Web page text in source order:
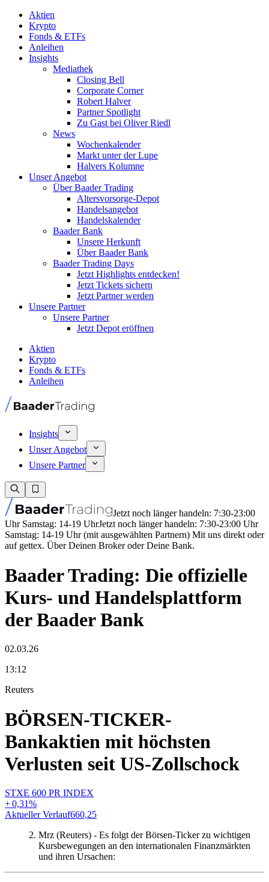
Aktien
Krypto
Fonds & ETFs
Anleihen
Insights
Mediathek
Closing Bell
Corporate Corner
Robert Halver
Partner Spotlight
Zu Gast bei Oliver Riedl
News
Wochenkalender
Markt unter der Lupe
Halvers Kolumne
Unser Angebot
Über Baader Trading
Altersvorsorge-Depot
Handelsangebot
Handelskalender
Baader Bank
Unsere Herkunft
Über Baader Bank
Baader Trading Days
Jetzt Highlights entdecken!
Jetzt Tickets sichern
Jetzt Partner werden
Unsere Partner
Unsere Partner
Jetzt Depot eröffnen
Aktien
Krypto
Fonds & ETFs
Anleihen
Insights
Unser Angebot
Unsere Partner
Jetzt noch länger handeln: 7:30-23:00
Uhr Samstag: 14-19 UhrJetzt noch länger handeln: 7:30-23:00 Uhr
Samstag: 14-19 Uhr (mit ausgewählten Partnern) Mit uns direkt oder
auf gettex. Über Deinen Broker oder Deine Bank.
Baader Trading: Die offizielle
Kurs- und Handelsplattform
der Baader Bank
02.03.26
13:12
Reuters
BÖRSEN-TICKER-
Bankaktien mit höchsten
Verlusten seit US-Zollschock
STXE 600 PR INDEX
+0,31%
Aktueller Verlauf660,25
Mrz (Reuters) - Es folgt der Börsen-Ticker zu wichtigen
Kursbewegungen an den internationalen Finanzmärkten
und ihren Ursachen: